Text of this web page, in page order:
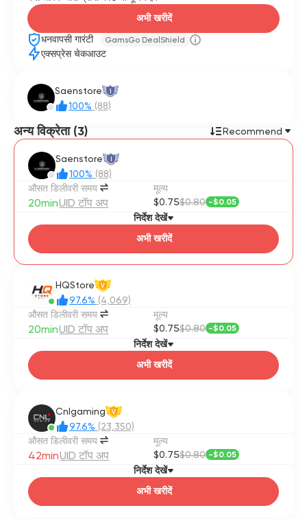
अभी खरीदें
धनवापसी गारंटी GamsGo DealShield
एक्सप्रेस चेकआउट
Saenstore I
100% (88)
अन्य विक्रेता (3) Recommend
Saenstore I
100% (88)
औसत डिलीवरी समय
20minUID टॉप अप
मूल्य
$0.75$0.80 -$0.05
अभी खरीदें
निर्देश देखें
HQStore V
97.6% (4,069)
औसत डिलीवरी समय
20minUID टॉप अप
मूल्य
$0.75$0.80 -$0.05
अभी खरीदें
निर्देश देखें
Cnlgaming V
97.6% (23,350)
औसत डिलीवरी समय
42minUID टॉप अप
मूल्य
$0.75$0.80 -$0.05
अभी खरीदें
निर्देश देखें